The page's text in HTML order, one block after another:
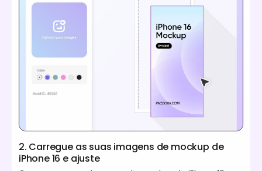
2. Carregue as suas imagens de mockup de
iPhone 16 e ajuste